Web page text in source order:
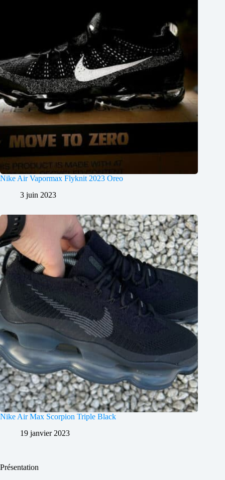
Nike Air Vapormax Flyknit 2023 Oreo
3 juin 2023
Nike Air Max Scorpion Triple Black
19 janvier 2023
Présentation